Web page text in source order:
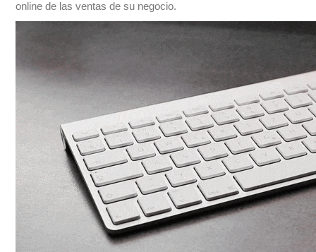
online de las ventas de su negocio.